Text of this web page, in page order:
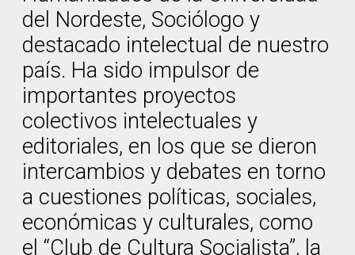
del Nordeste, Sociólogo y
destacado intelectual de nuestro
país. Ha sido impulsor de
importantes proyectos
colectivos intelectuales y
editoriales, en los que se dieron
intercambios y debates en torno
a cuestiones políticas, sociales,
económicas y culturales, como
el “Club de Cultura Socialista”, la